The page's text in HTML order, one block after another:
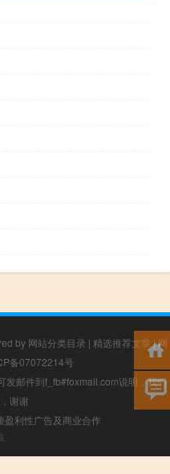
by 网站分类目录 | 精选推荐文章 |网
备07072214号
发邮件到f_fb#foxmail.com说明，我们
谢谢
盈利性广告及商业合作